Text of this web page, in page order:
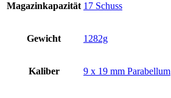
Magazinkapazität 17 Schuss
Gewicht 1282g
Kaliber 9 x 19 mm Parabellum